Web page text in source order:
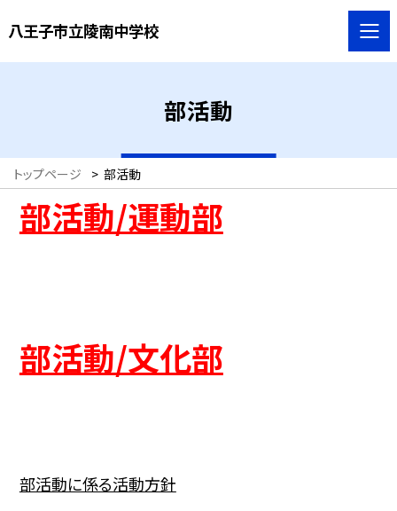
八王子市立陵南中学校
部活動
トップページ > 部活動
部活動/運動部
部活動/文化部
部活動に係る活動方針